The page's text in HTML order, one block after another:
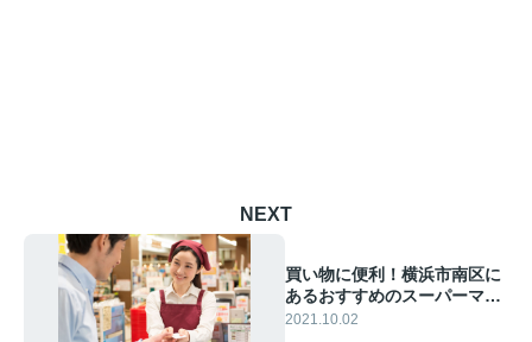
NEXT
買い物に便利！横浜市南区に
あるおすすめのスーパーマー
ケット2選
2021.10.02